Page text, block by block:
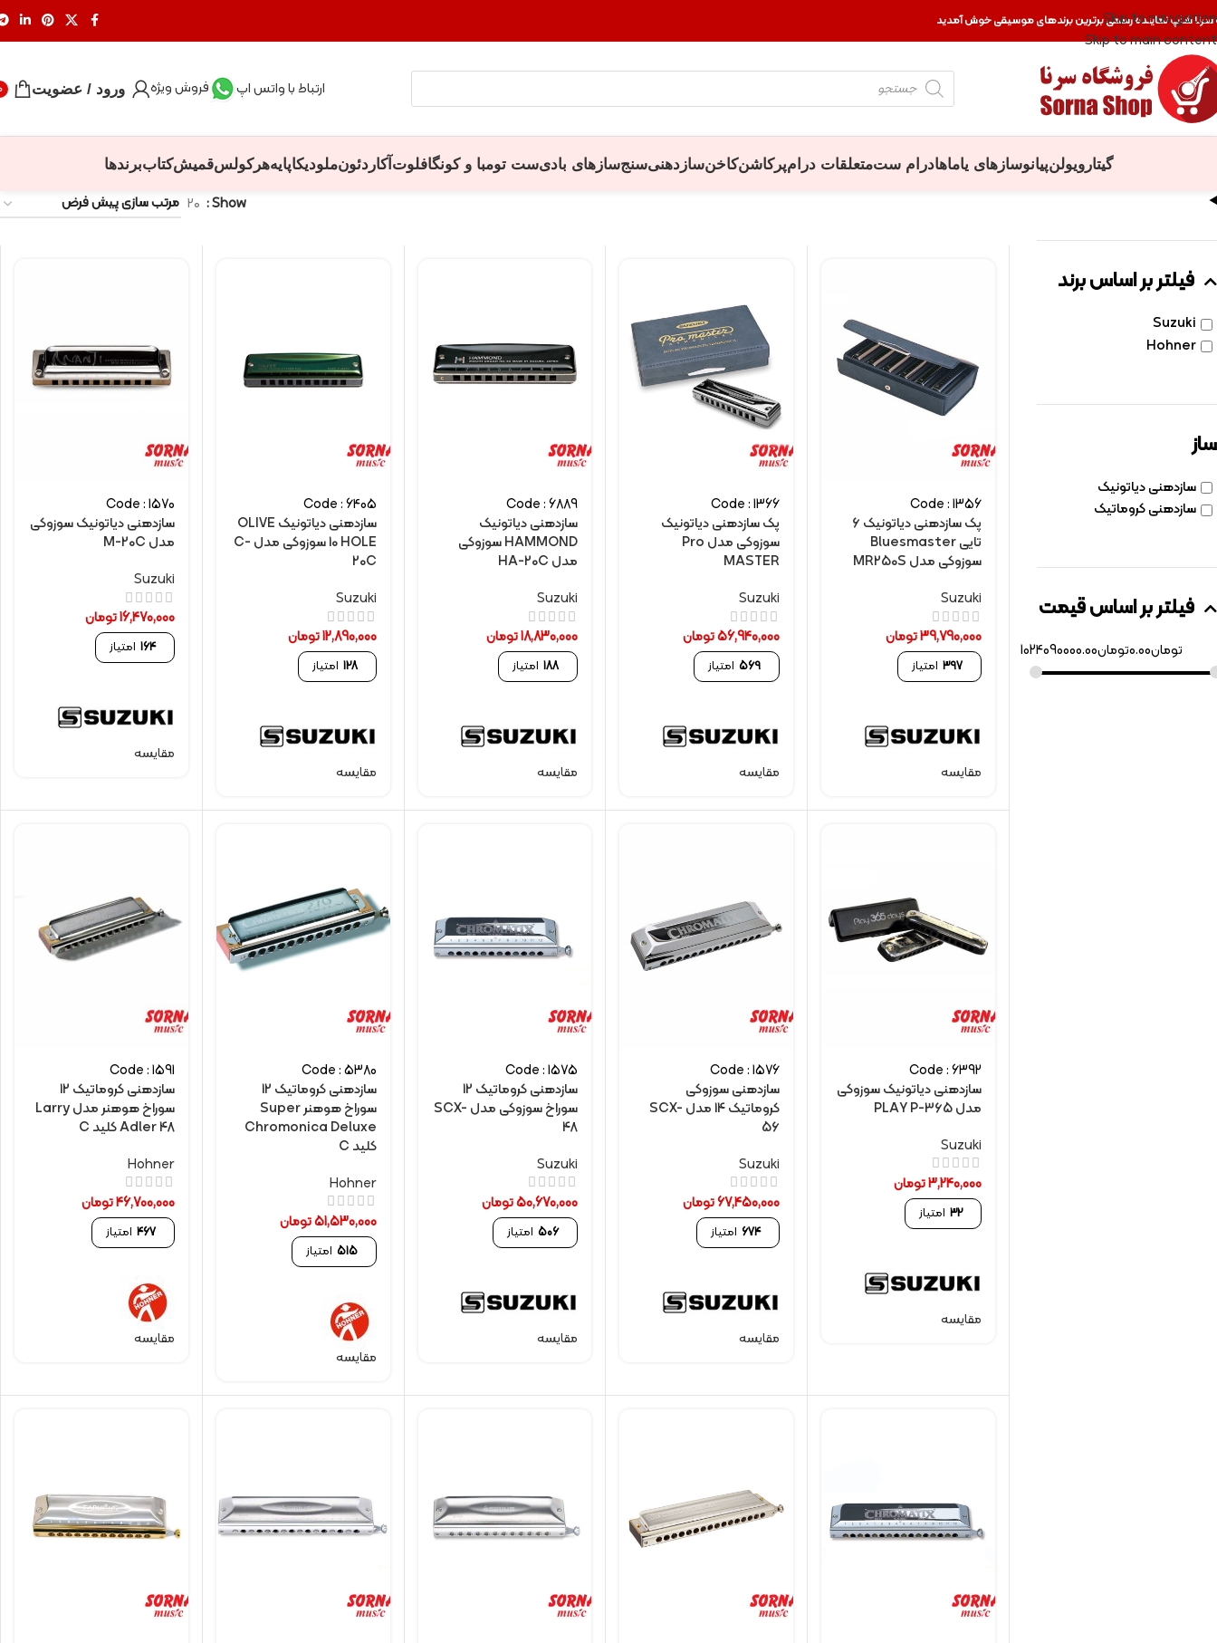
Skip to navigation
Skip to main content
سرنا شاپ نماینده رسمی برترین برندهای موسیقی خوش آمدید
ارتباط با واتس اپ فروش ویژه ورود / عضویت
گیتار ویولنپیانوسازهای یاماهادرام ستمتعلقات درامپرکاشنکاخنسازدهنیسنجسازهای بادیست تومبا و کونگافلوت آکاردئونملودیکاپایههرکولسقمیشکتاببرندها
فیلتر بر اساس برند
Suzuki
Hohner
ساز
سازدهنی دیاتونیک
سازدهنی کروماتیک
فیلتر بر اساس قیمت
تومان0.00تومان1024090000.00
Show ۲۰
Code : 1356
پک سازدهنی دیاتونیک 6
تایی Bluesmaster
سوزوکی مدل MR250S
Suzuki
39,790,000تومان
397 امتیاز
مقایسه
Code : 1366
پک سازدهنی دیاتونیک
سوزوکی مدل Pro
MASTER
Suzuki
56,940,000تومان
569 امتیاز
مقایسه
Code : 6889
سازدهنی دیاتونیک
HAMMOND سوزوکی
مدل HA-20C
Suzuki
18,830,000تومان
188 امتیاز
مقایسه
Code : 6405
سازدهنی دیاتونیک OLIVE
10 HOLE سوزوکی مدل C-
20C
Suzuki
12,890,000تومان
128 امتیاز
مقایسه
Code : 1570
سازدهنی دیاتونیک سوزوکی
مدل M-20C
Suzuki
16,470,000تومان
164 امتیاز
مقایسه
Code : 6392
سازدهنی دیاتونیک سوزوکی
مدل PLAY P-365
Suzuki
3,240,000تومان
32 امتیاز
مقایسه
Code : 1576
سازدهنی سوزوکی
کروماتیک 14 مدل SCX-
56
Suzuki
67,450,000تومان
674 امتیاز
مقایسه
Code : 1575
سازدهنی کروماتیک 12
سوراخ سوزوکی مدل SCX-
48
Suzuki
50,670,000تومان
506 امتیاز
مقایسه
Code : 5380
سازدهنی کروماتیک 12
سوراخ هوهنر Super
Chromonica Deluxe
کلید C
Hohner
51,530,000تومان
515 امتیاز
مقایسه
Code : 1591
سازدهنی کروماتیک 12
سوراخ هوهنر مدل Larry
Adler 48 کلید C
Hohner
46,700,000تومان
467 امتیاز
مقایسه